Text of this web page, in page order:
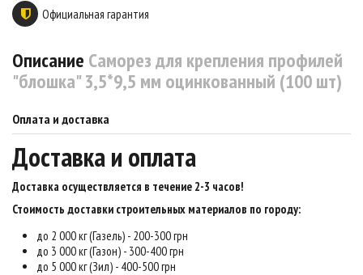
Официальная гарантия
Описание Саморез для крепления профилей
"блошка" 3,5*9,5 мм оцинкованный (100 шт)
Оплата и доставка
Доставка и оплата
Доставка осуществляется в течение 2-3 часов!
Стоимость доставки строительных материалов по городу:
до 2 000 кг (Газель) - 200-300 грн
до 3 000 кг (Газон) - 300-400 грн
до 5 000 кг (Зил) - 400-500 грн